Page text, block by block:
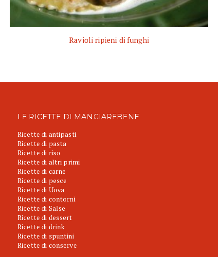
Ravioli ripieni di funghi
LE RICETTE DI MANGIAREBENE
Ricette di antipasti
Ricette di pasta
Ricette di riso
Ricette di altri primi
Ricette di carne
Ricette di pesce
Ricette di Uova
Ricette di contorni
Ricette di Salse
Ricette di dessert
Ricette di drink
Ricette di spuntini
Ricette di conserve